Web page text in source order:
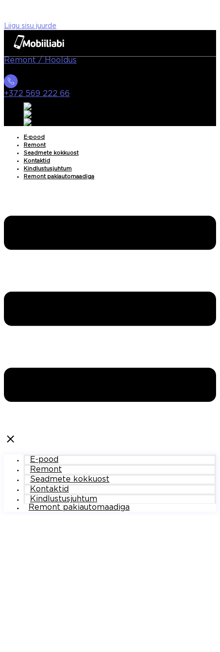
Liigu sisu juurde
Remont / Hooldus
+372 569 222 66
E-pood
Remont
Seadmete kokkuost
Kontaktid
Kindlustusjuhtum
Remont pakiautomaadiga
E-pood
Remont
Seadmete kokkuost
Kontaktid
Kindlustusjuhtum
Remont pakiautomaadiga